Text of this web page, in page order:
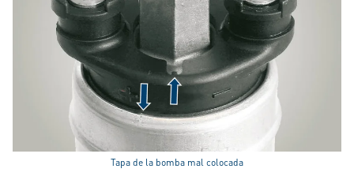
Tapa de la bomba mal colocada